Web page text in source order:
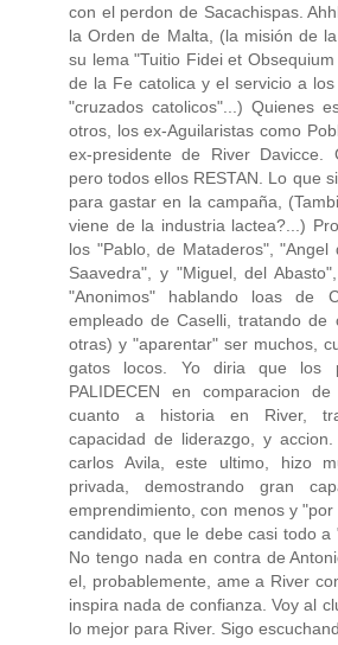
con el perdon de Sacachispas.
la Orden de Malta, (la misión de
su lema "Tuitio Fidei et
de la Fe catolica y el servicio a
"cruzados catolicos"...) Quienes
otros, los ex-Aguilaristas como
ex-presidente de River Davicce.
pero todos ellos RESTAN. Lo que
para gastar en la campaña,
viene de la industria lactea?...)
los "Pablo, de Mataderos", "Angel
Saavedra", y "Miguel, del
"Anonimos" hablando loas de
empleado de Caselli, tratando
otras) y "aparentar" ser muchos,
gatos locos. Yo diria que los
PALIDECEN en comparacion
cuanto a historia en River,
capacidad de liderazgo, y
carlos Avila, este ultimo, hizo
privada, demostrando gran
emprendimiento, con menos y
candidato, que le debe casi todo a
No tengo nada en contra de
el, probablemente, ame a River
inspira nada de confianza. Voy al
lo mejor para River. Sigo